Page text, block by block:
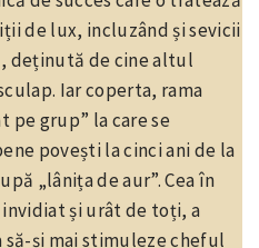
de lux, incluzând și sevicii
deținută de cine altul
Iar coperta, rama
pe grup” la care se
povești la cinci ani de la
„lânița de aur”. Cea în
și urât de toți, a
să-și mai stimuleze cheful